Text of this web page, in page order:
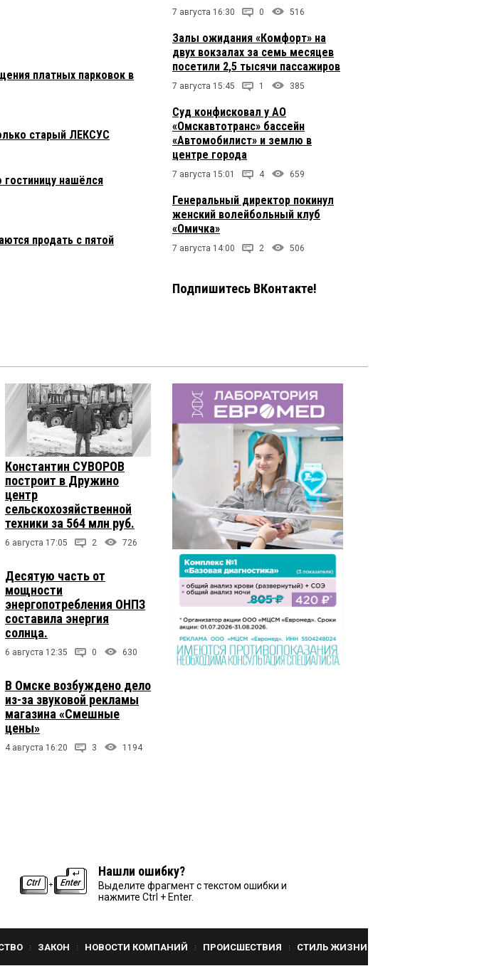
платных парковок в
старый ЛЕКСУС
гостиницу нашёлся
продать с пятой
7 августа 16:30 0 516
Залы ожидания «Комфорт» на
двух вокзалах за семь месяцев
посетили 2,5 тысячи пассажиров
7 августа 15:45 1 385
Суд конфисковал у АО
«Омскавтотранс» бассейн
«Автомобилист» и землю в
центре города
7 августа 15:01 4 659
Генеральный директор покинул
женский волейбольный клуб
«Омичка»
7 августа 14:00 2 506
Подпишитесь ВКонтакте!
Константин СУВОРОВ
построит в Дружино
центр
сельскохозяйственной
техники за 564 млн руб.
6 августа 17:05 2 726
Десятую часть от
мощности
энергопотребления ОНПЗ
составила энергия
солнца.
6 августа 12:35 0 630
В Омске возбуждено дело
из-за звуковой рекламы
магазина «Смешные
цены»
4 августа 16:20 3 1194
Нашли ошибку?
Выделите фрагмент с текстом ошибки и
нажмите Ctrl + Enter.
ЗАКОН НОВОСТИ КОМПАНИЙ ПРОИСШЕСТВИЯ СТИЛЬ ЖИЗНИ